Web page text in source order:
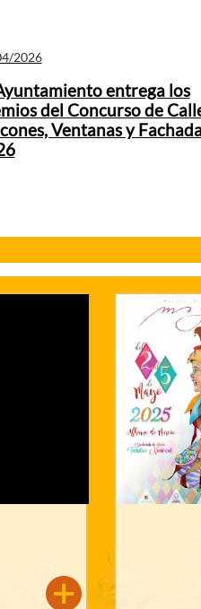
2026
entrega los
del Concurso de
Ventanas y